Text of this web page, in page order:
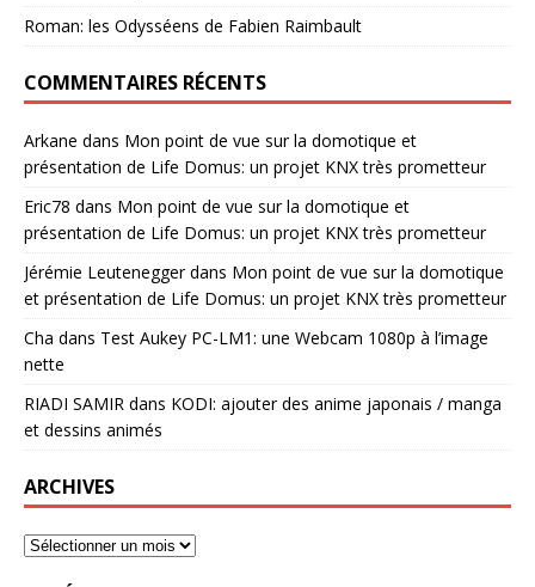
Roman: les Odysséens de Fabien Raimbault
COMMENTAIRES RÉCENTS
Arkane dans Mon point de vue sur la domotique et
présentation de Life Domus: un projet KNX très prometteur
Eric78 dans Mon point de vue sur la domotique et
présentation de Life Domus: un projet KNX très prometteur
Jérémie Leuteneggerdans Mon point de vue sur la domotique
et présentation de Life Domus: un projet KNX très prometteur
Cha dans Test Aukey PC-LM1: une Webcam 1080p à l’image
nette
RIADI SAMIR dans KODI: ajouter des anime japonais / manga
et dessins animés
ARCHIVES